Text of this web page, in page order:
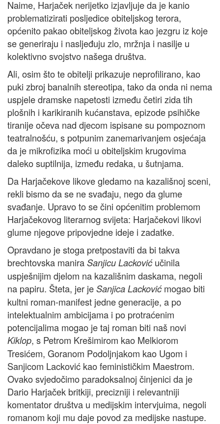
Naime, Harjaček nerijetko izjavljuje da je kanio
problematizirati posljedice obiteljskog terora,
općenito pakao obiteljskog života kao jezgru iz koje
se generiraju i nasljeđuju zlo, mržnja i nasilje u
kolektivno svojstvo našega društva.
Ali, osim što te obitelji prikazuje neprofilirano, kao
puki zbroj banalnih stereotipa, tako da onda ni nema
uspjele dramske napetosti između četiri zida tih
plošnih i karikiranih kućanstava, epizode psihičke
tiranije očeva nad djecom ispisane su pompoznom
teatralnošću, s potpunim zanemarivanjem osjećaja
da je mikrofizika moći u obiteljskim krugovima
daleko suptilnija, između redaka, u šutnjama.
Da Harjačekove likove gledamo na kazališnoj sceni,
rekli bismo da se ne svađaju, nego da glume
svađanje. Upravo to se čini općenitim problemom
Harjačekovog literarnog svijeta: Harjačekovi likovi
glume njegove pripovjedne ideje i zadatke.
Opravdano je stoga pretpostaviti da bi takva
brechtovska manira Sanjicu Lackovićučinila
uspješnijim djelom na kazališnim daskama, negoli
na papiru. Šteta, jer je Sanjica Lackovićmogao biti
kultni roman-manifest jedne generacije, a po
intelektualnim ambicijama i po protraćenim
potencijalima mogao je taj roman biti naš novi
Kiklop, s Petrom Krešimirom kao Melkiorom
Tresićem, Goranom Podoljnjakom kao Ugom i
Sanjicom Lacković kao feminističkim Maestrom.
Ovako svjedočimo paradoksalnoj činjenici da je
Dario Harjaček britkiji, precizniji i relevantniji
komentator društva u medijskim intervjuima, negoli
romanom koji mu daje povod za medijske nastupe.